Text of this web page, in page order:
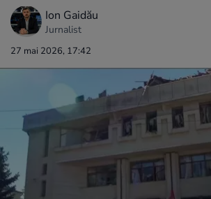
Ion Gaidău
Jurnalist
27 mai 2026, 17:42